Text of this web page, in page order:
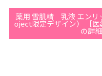
薬用 雪肌精 乳液 エンリ
oject限定デザイン） ［医
の詳